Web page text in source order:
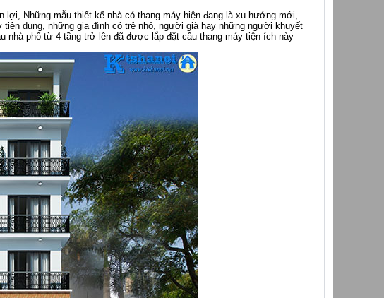
Những mẫu thiết kế nhà có thang máy hiện đang là xu hướng mới,
dụng, những gia đình có trẻ nhỏ, người già hay những người khuyết
nhà phố từ 4 tầng trở lên đã được lắp đặt cầu thang máy tiện ích này